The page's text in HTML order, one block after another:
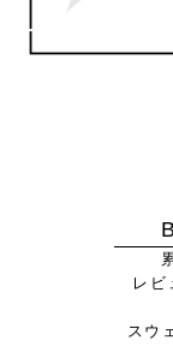
レ
スウ